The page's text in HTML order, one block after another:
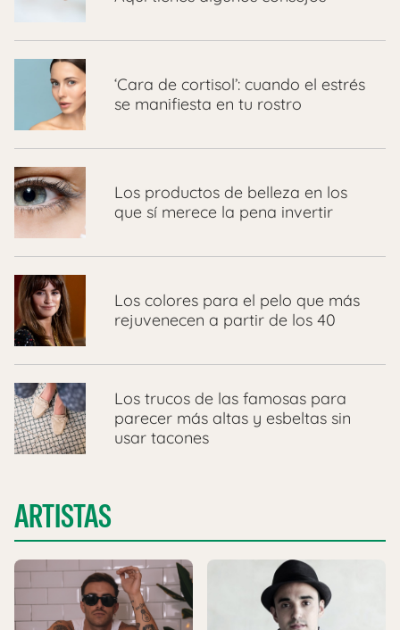
‘Cara de cortisol’: cuando el estrés
se manifiesta en tu rostro
Los productos de belleza en los
que sí merece la pena invertir
Los colores para el pelo que más
rejuvenecen a partir de los 40
Los trucos de las famosas para
parecer más altas y esbeltas sin
usar tacones
ARTISTAS